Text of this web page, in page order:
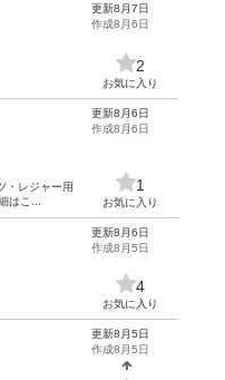
更新8月7日
作成8月6日
2
お気に入り
レジャー用
はこ...
更新8月6日
作成8月6日
1
お気に入り
更新8月6日
作成8月5日
4
お気に入り
更新8月5日
作成8月5日